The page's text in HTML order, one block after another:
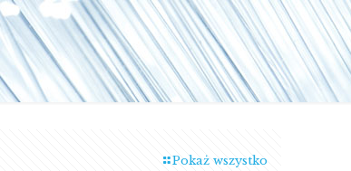
Pokaż wszystko